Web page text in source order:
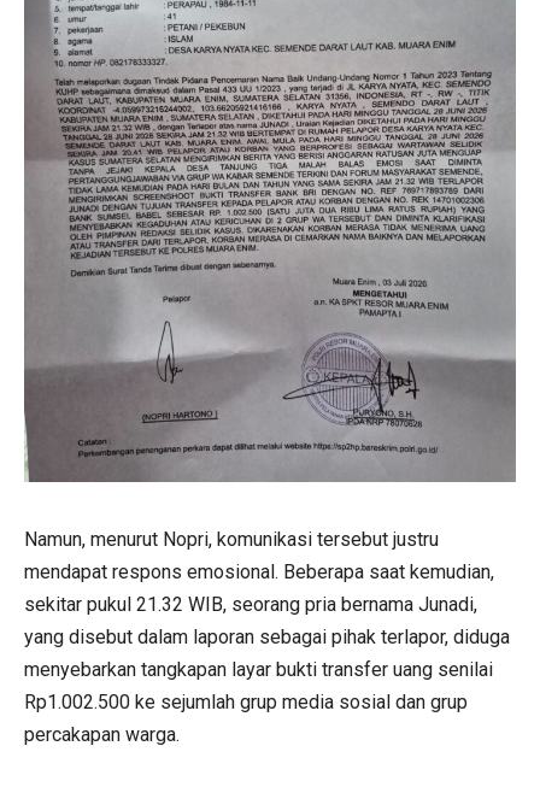
Namun, menurut Nopri, komunikasi tersebut justru
mendapat respons emosional. Beberapa saat kemudian,
sekitar pukul 21.32 WIB, seorang pria bernama Junadi,
yang disebut dalam laporan sebagai pihak terlapor, diduga
menyebarkan tangkapan layar bukti transfer uang senilai
Rp1.002.500 ke sejumlah grup media sosial dan grup
percakapan warga.